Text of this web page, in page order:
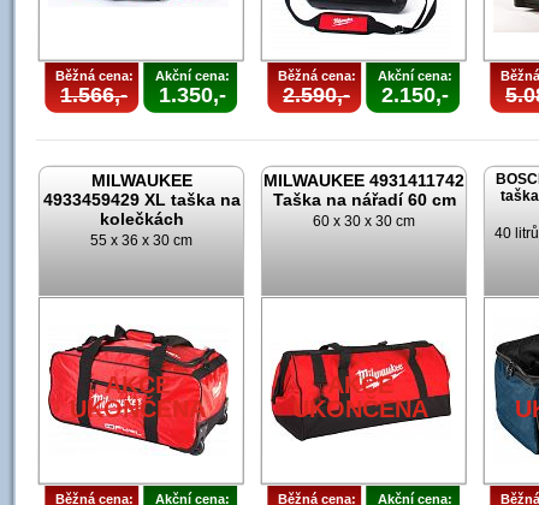
Běžná cena:
1.566,-
Akční cena:
1.350,-
Běžná cena:
2.590,-
Akční cena:
2.150,-
MILWAUKEE
4933459429 XL taška na
kolečkách
55 x 36 x 30 cm
AKCE
UKONČENA
Běžná cena: Akční cena:
MILWAUKEE 4931411742
Taška na nářadí 60 cm
60 x 30 x 30 cm
AKCE
UKONČENA
Běžná cena: Akční cena:
40